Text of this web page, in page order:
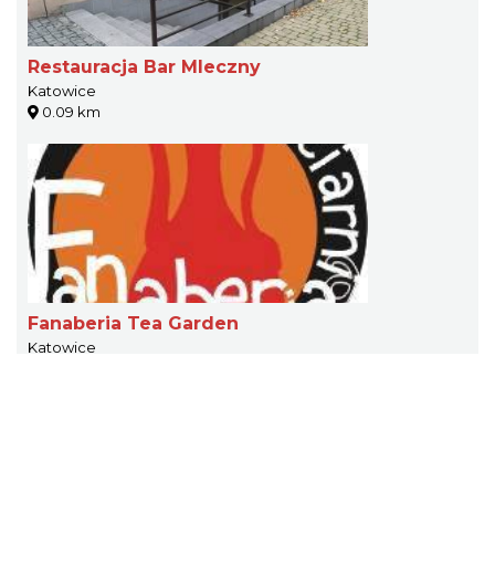
Restauracja Bar Mleczny
Katowice
0.09 km
Fanaberia Tea Garden
Katowice